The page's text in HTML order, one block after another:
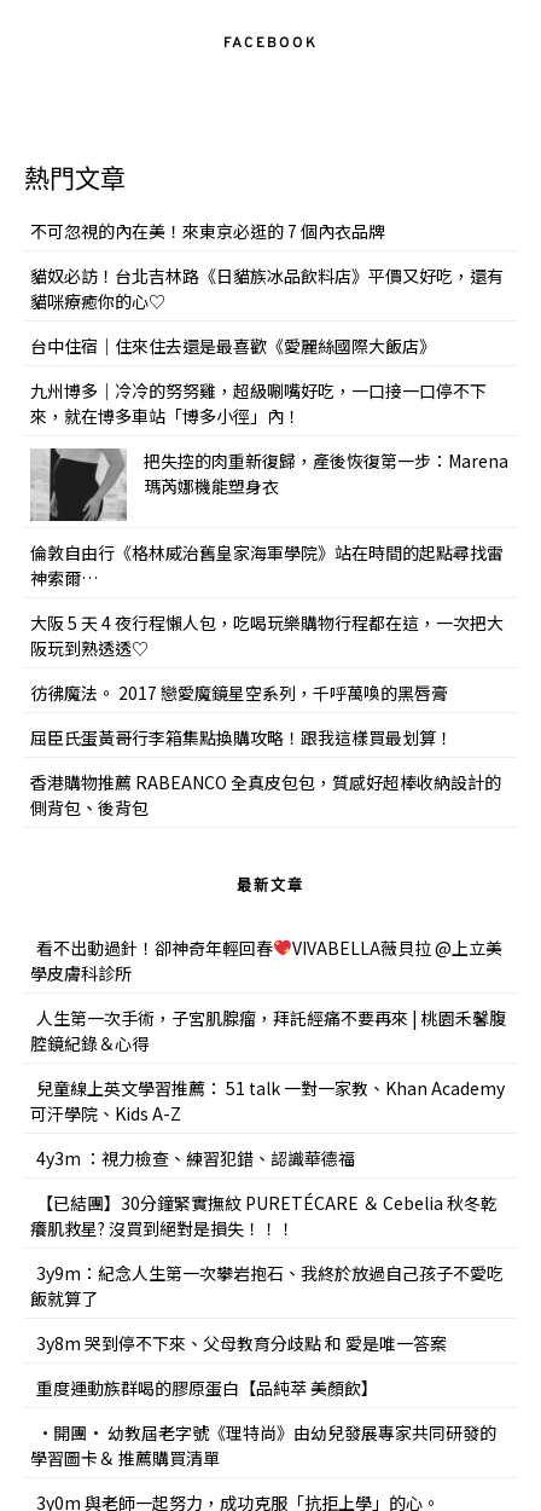
FACEBOOK
熱門文章
不可忽視的內在美！來東京必逛的 7 個內衣品牌
貓奴必訪！台北吉林路《日貓族冰品飲料店》平價又好吃，還有
貓咪療癒你的心♡
台中住宿｜住來住去還是最喜歡《愛麗絲國際大飯店》
九州博多｜冷冷的努努雞，超級唰嘴好吃，一口接一口停不下
來，就在博多車站「博多小徑」內！
把失控的肉重新復歸，產後恢復第一步：Marena
瑪芮娜機能塑身衣
倫敦自由行《格林威治舊皇家海軍學院》站在時間的起點尋找雷
神索爾…
大阪 5 天 4 夜行程懶人包，吃喝玩樂購物行程都在這，一次把大
阪玩到熟透透♡
彷彿魔法。 2017 戀愛魔鏡星空系列，千呼萬喚的黑唇膏
屈臣氏蛋黃哥行李箱集點換購攻略！跟我這樣買最划算！
香港購物推薦 RABEANCO 全真皮包包，質感好超棒收納設計的
側背包、後背包
最新文章
看不出動過針！卻神奇年輕回春
VIVABELLA薇貝拉 @上立美
學皮膚科診所
人生第一次手術，子宮肌腺瘤，拜託經痛不要再來 | 桃園禾馨腹
腔鏡紀錄＆心得
兒童線上英文學習推薦： 51 talk 一對一家教、Khan Academy
可汗學院、Kids A-Z
4y3m ：視力檢查、練習犯錯、認識華德福
【已結團】30分鐘緊實撫紋 PURETÉCARE ＆ Cebelia 秋冬乾
癢肌救星? 沒買到絕對是損失！！！
3y9m：紀念人生第一次攀岩抱石、我終於放過自己孩子不愛吃
飯就算了
3y8m 哭到停不下來、父母教育分歧點 和 愛是唯一答案
重度運動族群喝的膠原蛋白【品純萃 美顏飲】
•開團• 幼教屆老字號《理特尚》由幼兒發展專家共同研發的
學習圖卡＆ 推薦購買清單
3y0m 與老師一起努力，成功克服「抗拒上學」的心。